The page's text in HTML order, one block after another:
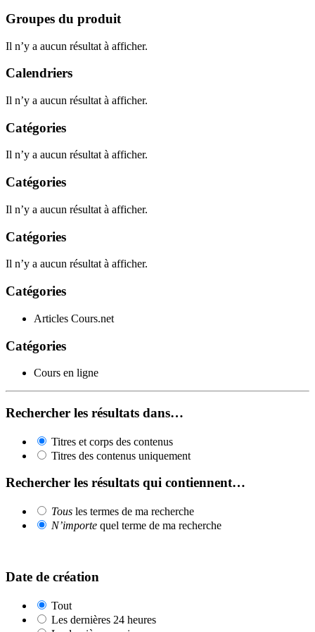
Groupes du produit
Il n’y a aucun résultat à afficher.
Calendriers
Il n’y a aucun résultat à afficher.
Catégories
Il n’y a aucun résultat à afficher.
Catégories
Il n’y a aucun résultat à afficher.
Catégories
Il n’y a aucun résultat à afficher.
Catégories
Articles Cours.net
Catégories
Cours en ligne
Rechercher les résultats dans…
Titres et corps des contenus
Titres des contenus uniquement
Rechercher les résultats qui contiennent…
Tous les termes de ma recherche
N’importe quel terme de ma recherche
Date de création
Tout
Les dernières 24 heures